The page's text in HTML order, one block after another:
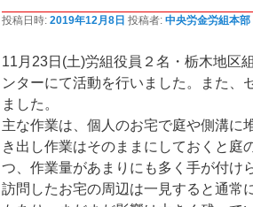
投稿日時:2019年12月8日 投稿者:中央労金労組本部
11月23日(土)労組役員２名・栃木地区
ンターにて活動を行いました。また、
ました。
主な作業は、個人のお宅で庭や側溝に
き出し作業はそのままにしておくと庭
つ、作業量があまりにも多く手が付け
訪問したお宅の周辺は一見すると通常